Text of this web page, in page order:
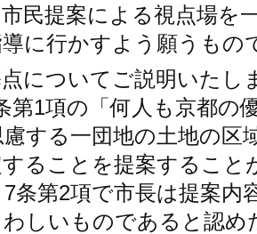
民提案による視点場を
に行かすよう願うもの
についてご説明いたし
第1項の「何人も京都の
する一団地の土地の区
ることを提案すること
条第2項で市長は提案内
しいものであると認め